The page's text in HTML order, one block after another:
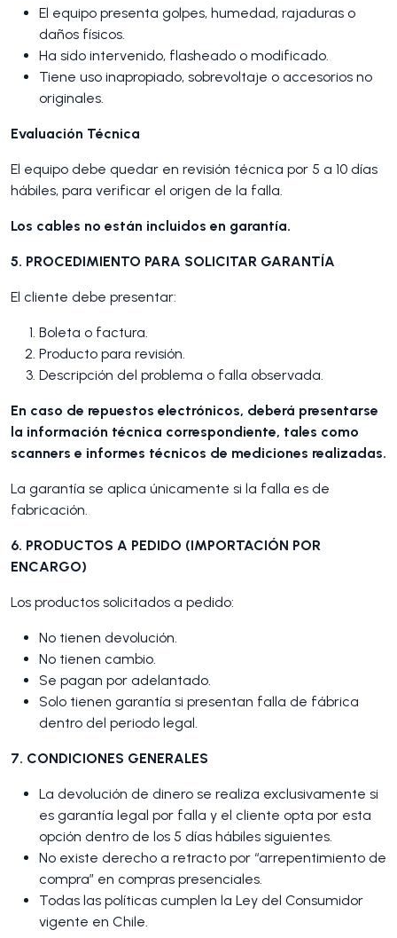
El equipo presenta golpes, humedad, rajaduras o
daños físicos.
Ha sido intervenido, flasheado o modificado.
Tiene uso inapropiado, sobrevoltaje o accesorios no
originales.
Evaluación Técnica
El equipo debe quedar en revisión técnica por 5 a 10 días
hábiles, para verificar el origen de la falla.
Los cables no están incluidos en garantía.
5. PROCEDIMIENTO PARA SOLICITAR GARANTÍA
El cliente debe presentar:
Boleta o factura.
Producto para revisión.
Descripción del problema o falla observada.
En caso de repuestos electrónicos, deberá presentarse
la información técnica correspondiente, tales como
scanners e informes técnicos de mediciones realizadas.
La garantía se aplica únicamente si la falla es de
fabricación.
6. PRODUCTOS A PEDIDO (IMPORTACIÓN POR
ENCARGO)
Los productos solicitados a pedido:
No tienen devolución.
No tienen cambio.
Se pagan por adelantado.
Solo tienen garantía si presentan falla de fábrica
dentro del periodo legal.
7. CONDICIONES GENERALES
La devolución de dinero se realiza exclusivamente si
es garantía legal por falla y el cliente opta por esta
opción dentro de los 5 días hábiles siguientes.
No existe derecho a retracto por “arrepentimiento de
compra” en compras presenciales.
Todas las políticas cumplen la Ley del Consumidor
vigente en Chile.